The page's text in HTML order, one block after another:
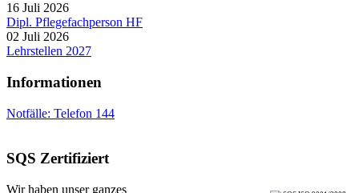
16 Juli 2026
Dipl. Pflegefachperson HF
02 Juli 2026
Lehrstellen 2027
Informationen
Notfälle: Telefon 144
SQS Zertifiziert
Wir haben unser ganzes